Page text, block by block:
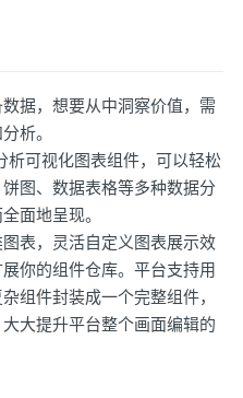
据，想要从中洞察价值，需
析。
析可视化图表组件，可以轻松
图、数据表格等多种数据分
面地呈现。
表，灵活自定义图表展示效
你的组件仓库。平台支持用
组件封装成一个完整组件，
大提升平台整个画面编辑的